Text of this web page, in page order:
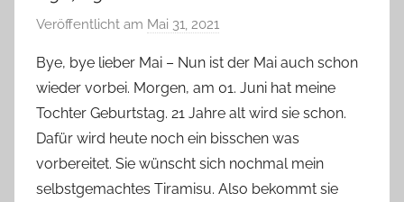
Veröffentlicht am Mai 31, 2021
n
Y
v
o
n
n
Bye, bye lieber Mai – Nun ist der Mai auch schon
wieder vorbei. Morgen, am 01. Juni hat meine
Tochter Geburtstag. 21 Jahre alt wird sie schon.
Dafür wird heute noch ein bisschen was
vorbereitet. Sie wünscht sich nochmal mein
selbstgemachtes Tiramisu. Also bekommt sie